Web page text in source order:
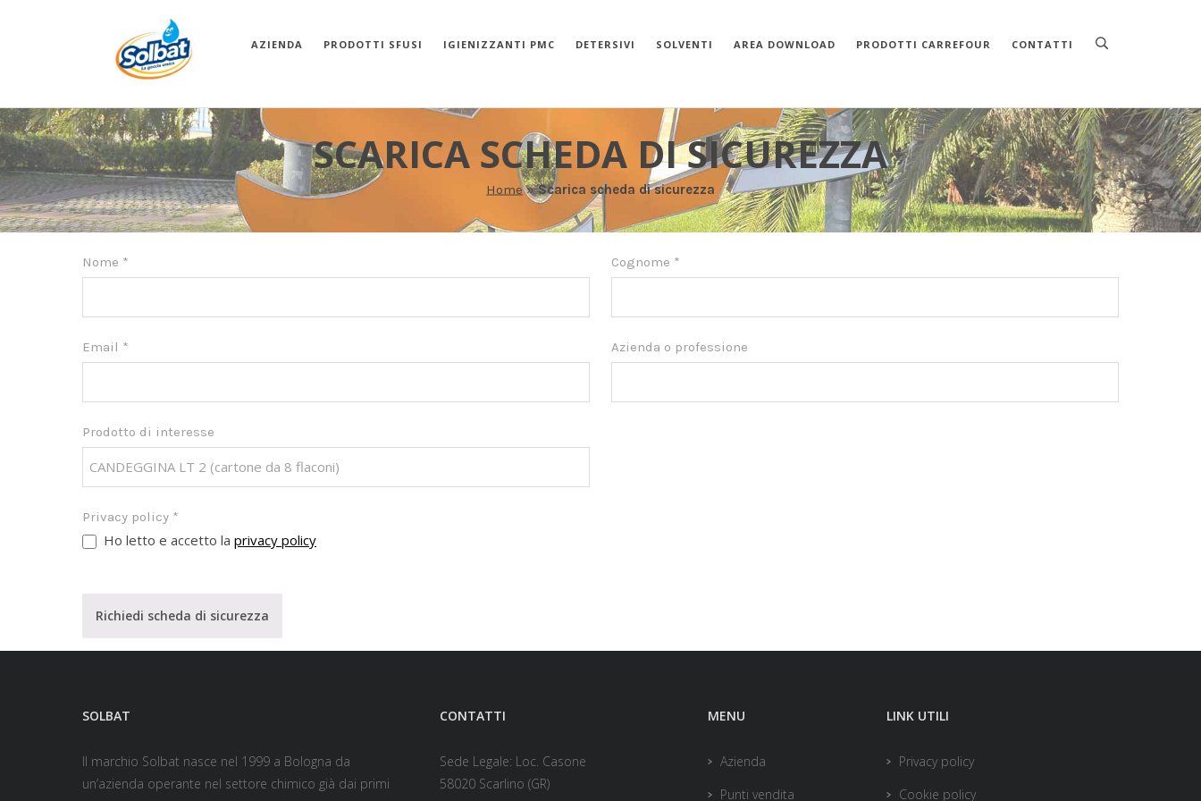
AZIENDA PRODOTTI SFUSI IGIENIZZANTI PMC DETERSIVI SOLVENTI AREA DOWNLOAD PRODOTTI CARREFOUR CONTATTI
SCARICA SCHEDA DI SICUREZZA
Home»Scarica scheda di sicurezza
Nome * Cognome *
Email * Azienda o professione
Prodotto di interesse
Privacy policy *
Ho letto e accetto la privacy policy
Richiedi scheda di sicurezza
SOLBAT
Il marchio Solbat nasce nel 1999 a Bologna da
un’azienda operante nel settore chimico già dai primi
CONTATTI
Sede Legale: Loc. Casone
58020 Scarlino (GR)
MENU
Azienda
Punti vendita
LINK UTILI
Privacy policy
Cookie policy